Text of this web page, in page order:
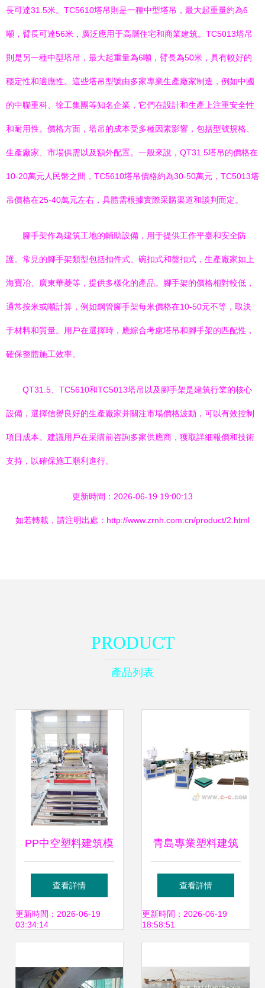
長可達31.5米。TC5610塔吊則是一種中型塔吊，最大起重量約為6
噸，臂長可達56米，廣泛應用于高層住宅和商業建筑。TC5013塔吊
則是另一種中型塔吊，最大起重量為6噸，臂長為50米，具有較好的
穩定性和適應性。這些塔吊型號由多家專業生產廠家制造，例如中國
的中聯重科、徐工集團等知名企業，它們在設計和生產上注重安全性
和耐用性。價格方面，塔吊的成本受多種因素影響，包括型號規格、
生產廠家、市場供需以及額外配置。一般來說，QT31.5塔吊的價格在
10-20萬元人民幣之間，TC5610塔吊價格約為30-50萬元，TC5013塔
吊價格在25-40萬元左右，具體需根據實際采購渠道和談判而定。
腳手架作為建筑工地的輔助設備，用于提供工作平臺和安全防
護。常見的腳手架類型包括扣件式、碗扣式和盤扣式，生產廠家如上
海寶冶、廣東華菱等，提供多樣化的產品。腳手架的價格相對較低，
通常按米或噸計算，例如鋼管腳手架每米價格在10-50元不等，取決
于材料和質量。用戶在選擇時，應綜合考慮塔吊和腳手架的匹配性，
確保整體施工效率。
QT31.5、TC5610和TC5013塔吊以及腳手架是建筑行業的核心
設備，選擇信譽良好的生產廠家并關注市場價格波動，可以有效控制
項目成本。建議用戶在采購前咨詢多家供應商，獲取詳細報價和技術
支持，以確保施工順利進行。
更新時間：2026-06-19 19:00:13
如若轉載，請注明出處：http://www.zrnh.com.cn/product/2.html
PRODUCT
產品列表
PP中空塑料建筑模
板生產線設備 建筑
行業綠色革命的新
查看詳情
更新時間：2026-06-19
03:34:14
青島專業塑料建筑
模板設備生產廠家
引領建筑行業綠色
查看詳情
更新時間：2026-06-19
18:58:51